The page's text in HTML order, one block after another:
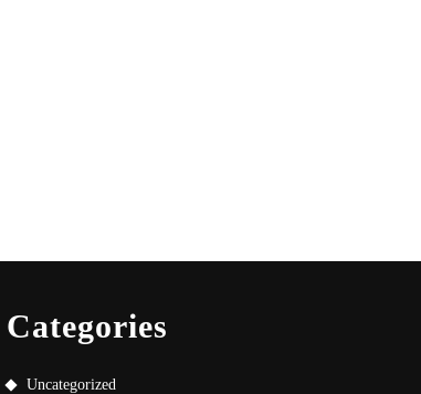
Categories
Uncategorized